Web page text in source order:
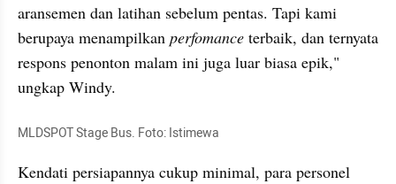
aransemen dan latihan sebelum pentas. Tapi kami
berupaya menampilkan perfomance terbaik, dan ternyata
respons penonton malam ini juga luar biasa epik,"
ungkap Windy.
MLDSPOT Stage Bus. Foto: Istimewa
Kendati persiapannya cukup minimal, para personel